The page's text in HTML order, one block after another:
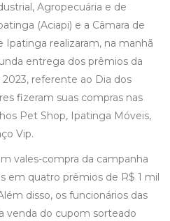
Agropecuária e de
(Aciapi) e a Câmara de
Ipatinga realizaram, na manhã
entrega dos prêmios da
referente ao Dia dos
fizeram suas compras nas
Pet Shop, Ipatinga Móveis,
Vip.
vales-compra da campanha
em quatro prêmios de R$ 1 mil
disso, os funcionários das
venda do cupom sorteado